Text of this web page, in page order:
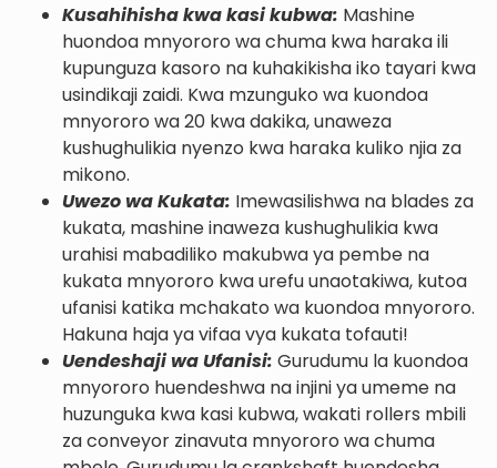
Kusahihisha kwa kasi kubwa: Mashine
huondoa mnyororo wa chuma kwa haraka ili
kupunguza kasoro na kuhakikisha iko tayari kwa
usindikaji zaidi. Kwa mzunguko wa kuondoa
mnyororo wa 20 kwa dakika, unaweza
kushughulikia nyenzo kwa haraka kuliko njia za
mikono.
Uwezo wa Kukata: Imewasilishwa na blades za
kukata, mashine inaweza kushughulikia kwa
urahisi mabadiliko makubwa ya pembe na
kukata mnyororo kwa urefu unaotakiwa, kutoa
ufanisi katika mchakato wa kuondoa mnyororo.
Hakuna haja ya vifaa vya kukata tofauti!
Uendeshaji wa Ufanisi: Gurudumu la kuondoa
mnyororo huendeshwa na injini ya umeme na
huzunguka kwa kasi kubwa, wakati rollers mbili
za conveyor zinavuta mnyororo wa chuma